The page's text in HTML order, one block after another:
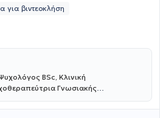
για βιντεοκλήση
BSc, Κλινική
Γνωσιακής
απόφοιτη του Αριστοτελείου